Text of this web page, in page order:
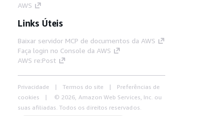
AWS
Links Úteis
Baixar servidor MCP de documentos da AWS
Faça login no Console da AWS
AWS re:Post
Privacidade Termos do site
Preferências de
cookies
© 2026, Amazon Web Services, Inc. ou
suas afiliadas. Todos os direitos reservados.